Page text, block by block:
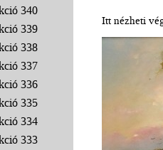
340
339
338
337
336
335
334
333
Itt nézheti